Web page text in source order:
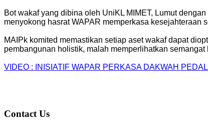
Bot wakaf yang dibina oleh UniKL MIMET, Lumut
menyokong hasrat WAPAR memperkasa kesejahteraan
MAIPk komited memastikan setiap aset wakaf dapat
pembangunan holistik, malah memperlihatkan
VIDEO : INISIATIF WAPAR PERKASA DAKWAH
Contact Us